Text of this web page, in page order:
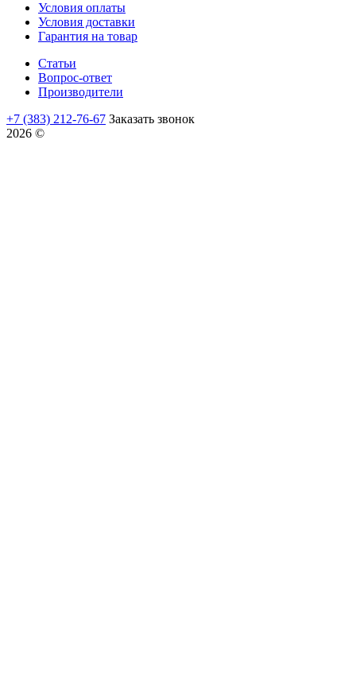
Условия оплаты
Условия доставки
Гарантия на товар
Статьи
Вопрос-ответ
Производители
+7 (383) 212-76-67 Заказать звонок
2026 ©